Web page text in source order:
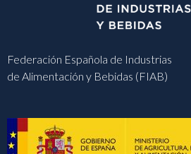
Federación Española de Industrias
de Alimentación y Bebidas (FIAB)